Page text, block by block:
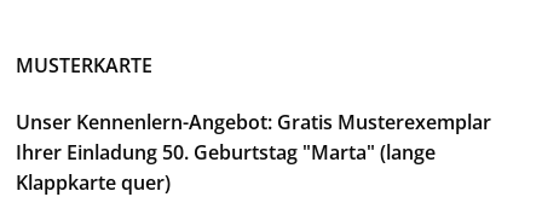
MUSTERKARTE
Unser Kennenlern-Angebot: Gratis Musterexemplar
Ihrer Einladung 50. Geburtstag "Marta" (lange
Klappkarte quer)